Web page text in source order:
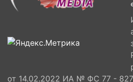
от 14.02.2022 ИА № ФС 77 -